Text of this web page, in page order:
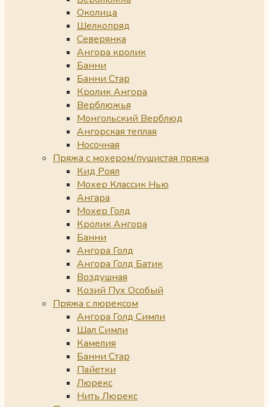
Околица
Шелкопряд
Северянка
Ангора кролик
Банни
Банни Стар
Кролик Ангора
Верблюжья
Монгольский Верблюд
Ангорская теплая
Носочная
Пряжа с мохером/пушистая пряжа
Кид Роял
Мохер Классик Нью
Ангара
Мохер Голд
Кролик Ангора
Банни
Ангора Голд
Ангора Голд Батик
Воздушная
Козий Пух Особый
Пряжа с люрексом
Ангора Голд Симли
Шал Симли
Камелия
Банни Стар
Пайетки
Люрекс
Нить Люрекс